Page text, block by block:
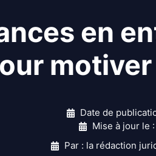
en
Date de
Mise à jour le :
Par : la rédaction